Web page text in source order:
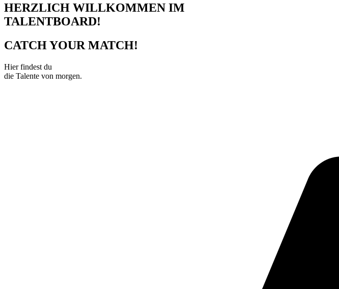
HERZLICH WILLKOMMEN IM
TALENTBOARD!
CATCH YOUR MATCH!
Hier findest du
die Talente von morgen.